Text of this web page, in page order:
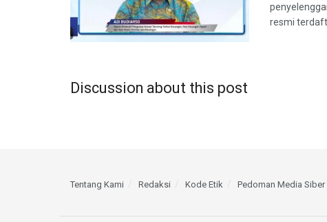
resmi
Discussion about this post
Tentang Kami Redaksi Kode Etik Pedoman Media Siber